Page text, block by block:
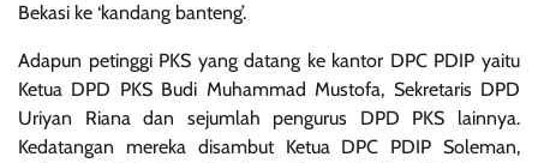
Bekasi ke ‘kandang banteng’.
Adapun petinggi PKS yang datang ke kantor DPC PDIP yaitu
Ketua DPD PKS Budi Muhammad Mustofa, Sekretaris DPD
Uriyan Riana dan sejumlah pengurus DPD PKS lainnya.
Kedatangan mereka disambut Ketua DPC PDIP Soleman,